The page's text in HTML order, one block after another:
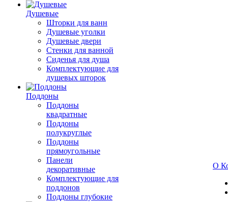
Душевые
Шторки для ванн
Душевые уголки
Душевые двери
Стенки для ванной
Сиденья для душа
Комплектующие для
душевых шторок
Поддоны
Поддоны
квадратные
Поддоны
полукруглые
Поддоны
прямоугольные
Панели
декоративные
Комплектующие для
поддонов
Поддоны глубокие
О